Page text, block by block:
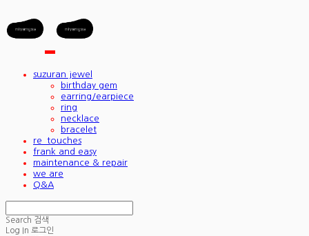
suzuran jewel
birthday gem
earring/earpiece
ring
necklace
bracelet
re_touches
frank and easy
maintenance & repair
we are
Q&A
Search 검색
Log In 로그인